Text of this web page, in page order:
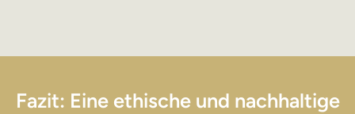
Fazit: Eine ethische und nachhaltige